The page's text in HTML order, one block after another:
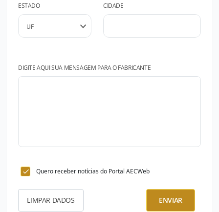
ESTADO CIDADE
DIGITE AQUI SUA MENSAGEM PARA O FABRICANTE
Quero receber notícias do Portal AECWeb
LIMPAR DADOS ENVIAR